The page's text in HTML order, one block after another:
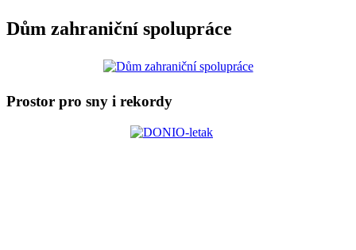
Dům zahraniční spolupráce
Prostor pro sny i rekordy